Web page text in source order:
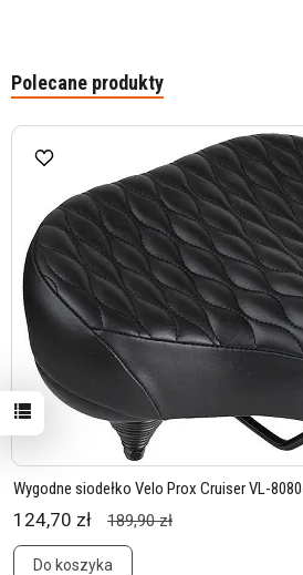
Polecane produkty
Wygodne siodełko Velo Prox Cruiser VL-
124,70 zł 189,90 zł
Do koszyka